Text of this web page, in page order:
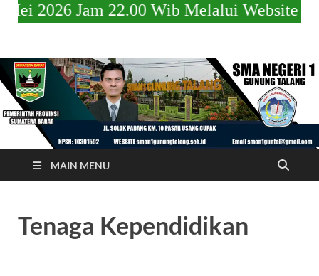
22.00 Wib Melalui Website https://
MAIN MENU
Tenaga Kependidikan